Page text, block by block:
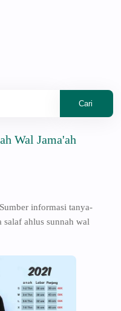
informasi tanya-
salaf ahlus sunnah wal